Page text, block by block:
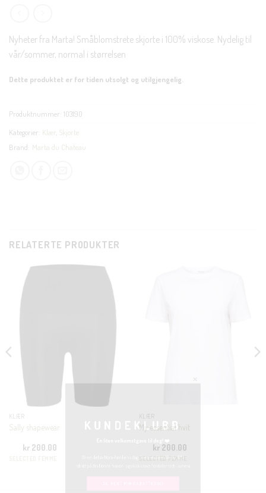
Nyheter fra Marta! Småblomstrete skjorte i 100% viskose. Nydelig til
vår/sommer, normal i størrelsen
Dette produktet er for tiden utsolgt og utilgjengelig.
Produktnummer: 103190
Kategorier: Klær Skjorte
Brand: Marta du Chateau
RELATERTE PRODUKTER
KLÆR
Sally shapewear
kr200.00
KLÆR
My essential hvit
kr200.00
SELECTED FEMME
KUNDEKLUBB
En liten velkomstgave til deg! ❤️
Bli en del av Nora-familien i dag. Som medlem får du 10%